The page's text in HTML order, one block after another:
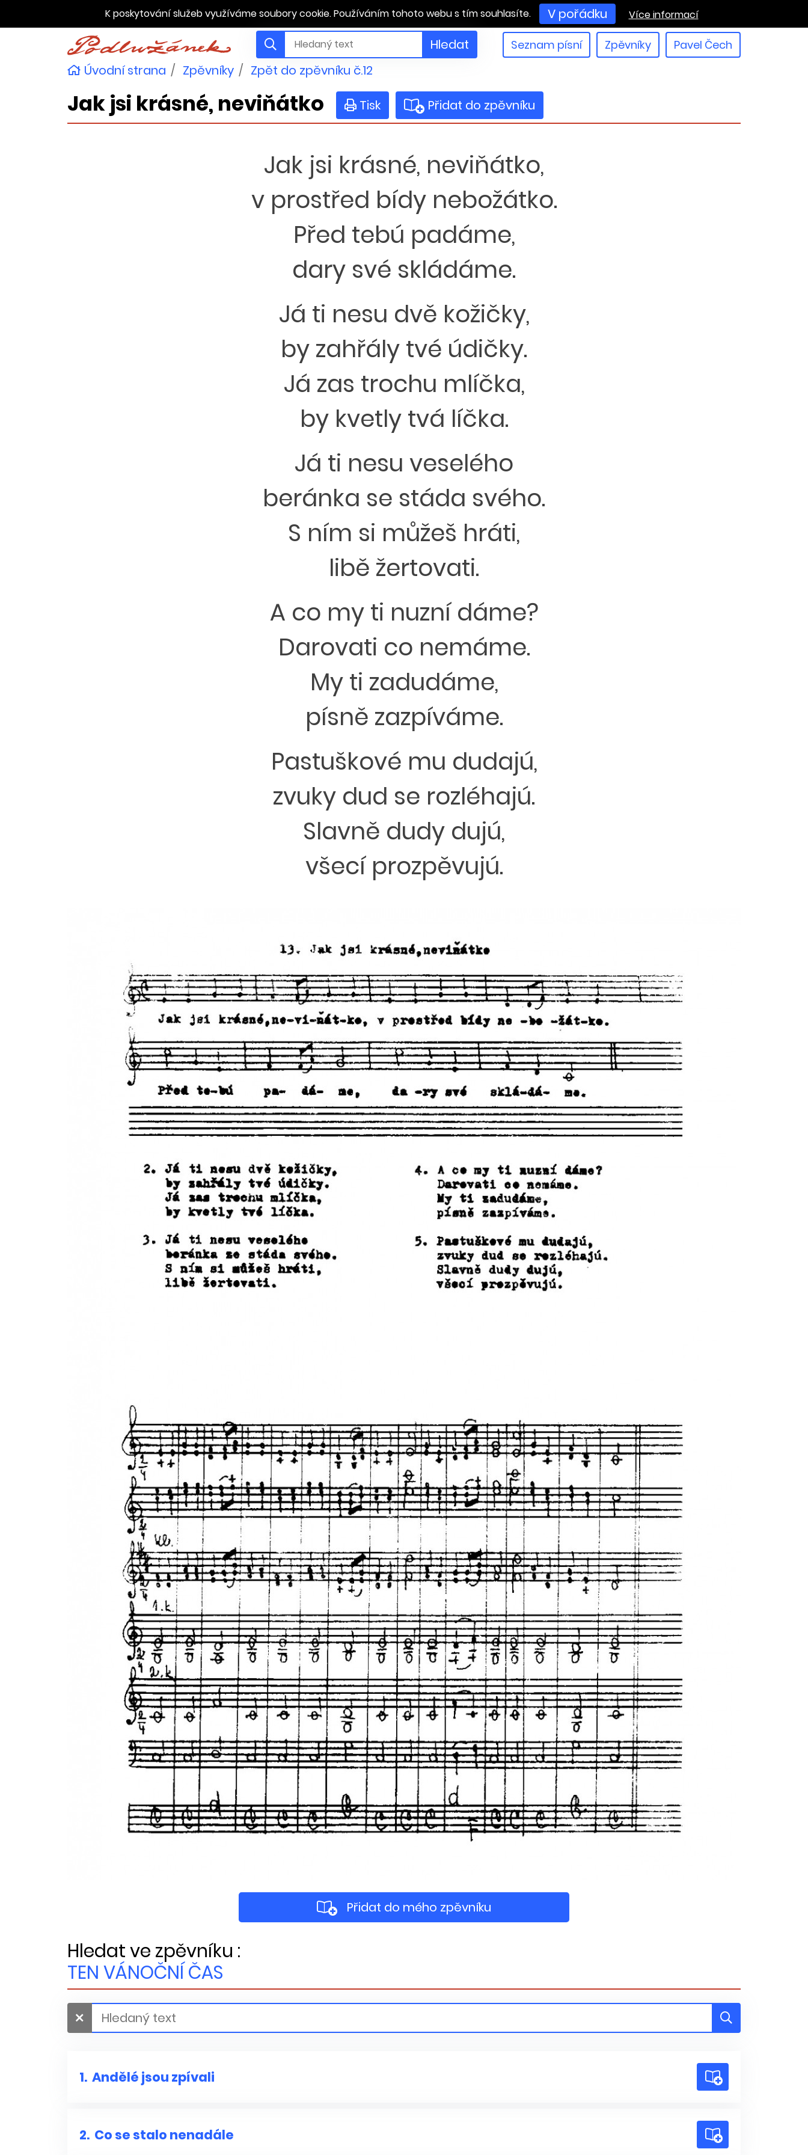
K poskytování služeb využíváme soubory cookie. Používáním tohoto webu s tím souhlasíte. V pořádku Více informací
Seznam písní Zpěvníky Pavel Čech
Hledat
Úvodní strana
Zpěvníky Zpět do zpěvníku č.12
Jak jsi krásné, neviňátko Tisk Přidat do zpěvníku
Jak jsi krásné, neviňátko,
v prostřed bídy nebožátko.
Před tebú padáme,
dary své skládáme.
Já ti nesu dvě kožičky,
by zahřály tvé údičky.
Já zas trochu mlíčka,
by kvetly tvá líčka.
Já ti nesu veselého
beránka se stáda svého.
S ním si můžeš hráti,
libě žertovati.
A co my ti nuzní dáme?
Darovati co nemáme.
My ti zadudáme,
písně zazpíváme.
Pastuškové mu dudajú,
zvuky dud se rozléhajú.
Slavně dudy dujú,
všecí prozpěvujú.
Přidat do mého zpěvníku
Hledat ve zpěvníku :
TEN VÁNOČNÍ ČAS
1. Andělé jsou zpívali
2. Co se stalo nenadále